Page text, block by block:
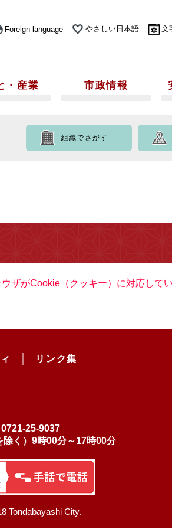
Foreign language やさしい日本語 文
・産業 市政情報
組織でさがす
ザがCookie（クッキー）に対応して
リンク集
25-9037
く）9時00分～17時00分
Tondabayashi City.